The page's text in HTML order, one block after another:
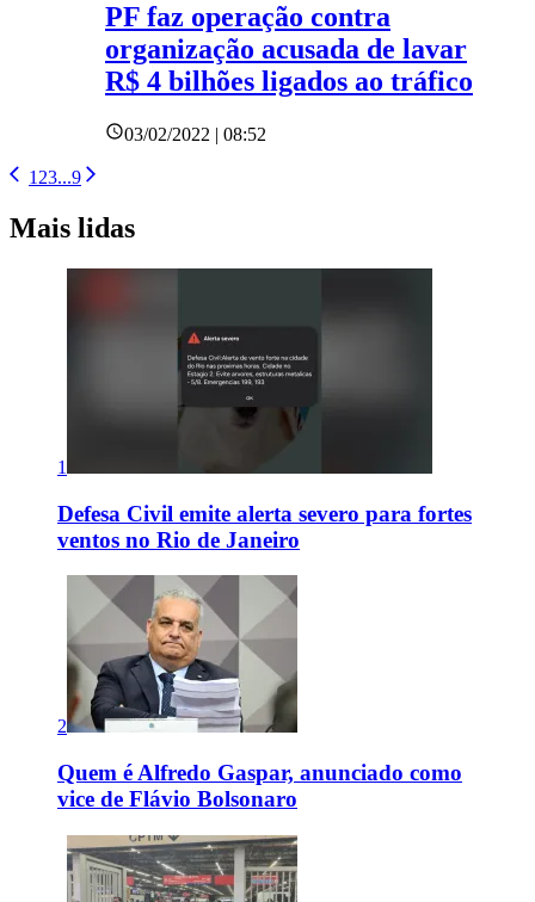
PF faz operação contra
organização acusada de lavar
R$ 4 bilhões ligados ao tráfico
03/02/2022 | 08:52
1 23...9
Mais lidas
1
Defesa Civil emite alerta severo para fortes
ventos no Rio de Janeiro
2
Quem é Alfredo Gaspar, anunciado como
vice de Flávio Bolsonaro